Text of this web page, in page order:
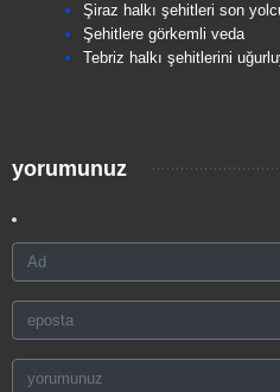
Şiraz halkı şehitleri son
Şehitlere görkemli veda
Tebriz halkı şehitlerini
yorumunuz